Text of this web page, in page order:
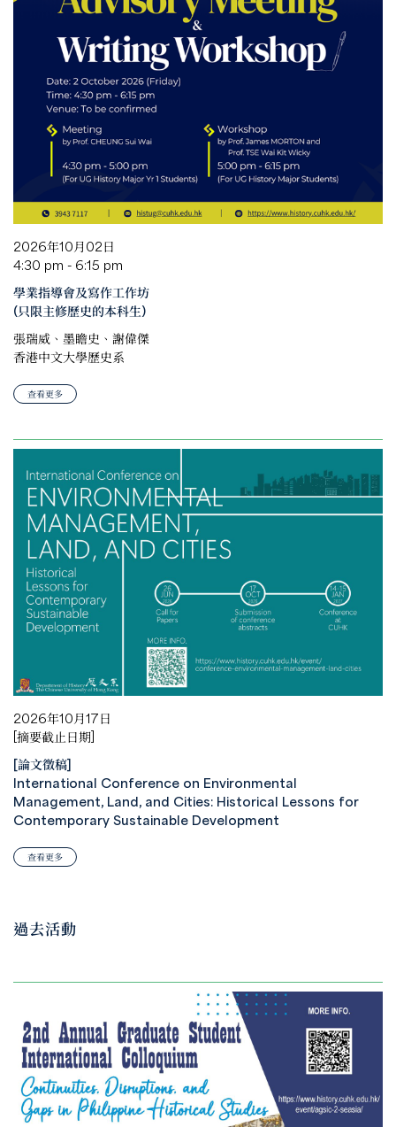
2026年10月02日
4:30 pm - 6:15 pm
學業指導會及寫作工作坊
(只限主修歷史的本科生)
張瑞威、墨瞻史、謝偉傑
香港中文大學歷史系
查看更多
2026年10月17日
[摘要截止日期]
[論文徵稿]
International Conference on Environmental
Management, Land, and Cities: Historical Lessons for
Contemporary Sustainable Development
查看更多
過去活動